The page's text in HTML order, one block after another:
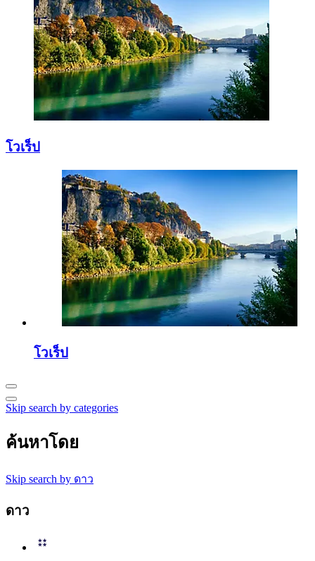
โวเร็ป
โวเร็ป
Skip search by categories
ค้นหาโดย
Skip search by ดาว
ดาว